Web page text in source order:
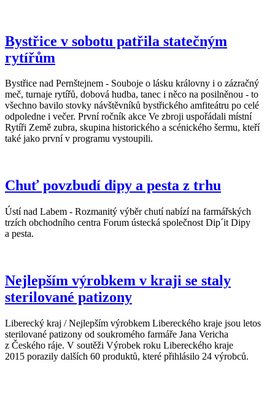
Bystřice v sobotu patřila statečným
rytířům
Bystřice nad Pernštejnem - Souboje o lásku královny i o zázračný
meč, turnaje rytířů, dobová hudba, tanec i něco na posilněnou - to
všechno bavilo stovky návštěvníků bystřického amfiteátru po celé
odpoledne i večer. První ročník akce Ve zbroji uspořádali místní
Rytíři Země zubra, skupina historického a scénického šermu, kteří
také jako první v programu vystoupili.
Chuť povzbudí dipy a pesta z trhu
Ústí nad Labem - Rozmanitý výběr chutí nabízí na farmářských
trzích obchodního centra Forum ústecká společnost Dip´it Dipy
a pesta.
Nejlepším výrobkem v kraji se staly
sterilované patizony
Liberecký kraj / Nejlepším výrobkem Libereckého kraje jsou letos
sterilované patizony od soukromého farmáře Jana Vericha
z Českého ráje. V soutěži Výrobek roku Libereckého kraje
2015 porazily dalších 60 produktů, které přihlásilo 24 výrobců.